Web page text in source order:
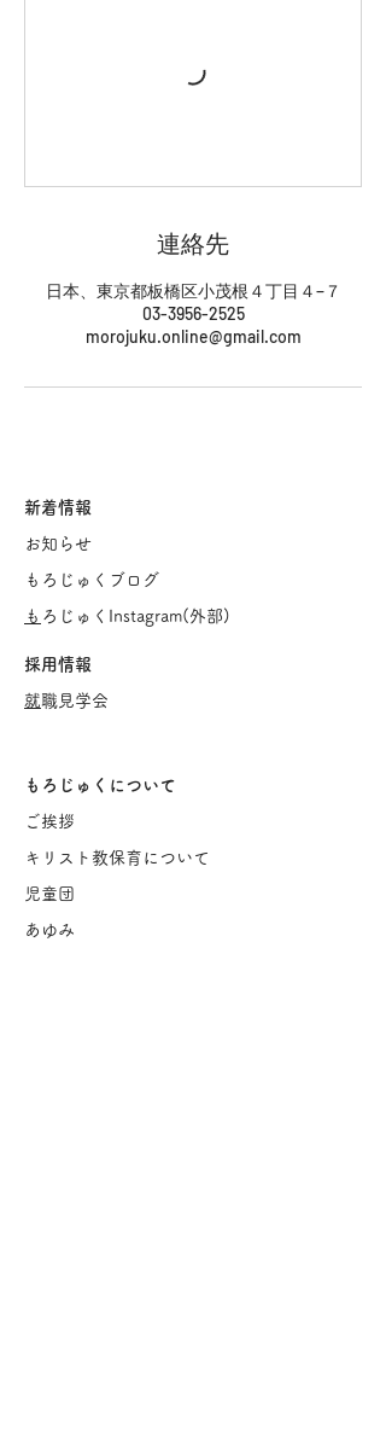
連絡先
日本、東京都板橋区小茂根４丁目４−７
03-3956-2525
morojuku.online@gmail.com
新着情報
お知らせ
もろじゅくブログ
​ もろじゅくInstagram( 外部)
採用情報
​就職見学会
もろじゅくについて
ご挨拶
キリスト教保育について
児童団
あゆみ